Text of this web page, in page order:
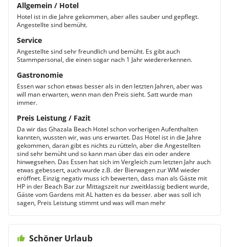
Allgemein / Hotel
Hotel ist in die Jahre gekommen, aber alles sauber und gepflegt.
Angestellte sind bemüht.
Service
Angestellte sind sehr freundlich und bemüht. Es gibt auch
Stammpersonal, die einen sogar nach 1 Jahr wiedererkennen.
Gastronomie
Essen war schon etwas besser als in den letzten Jahren, aber was
will man erwarten, wenn man den Preis sieht. Satt wurde man
immer.
Preis Leistung / Fazit
Da wir das Ghazala Beach Hotel schon vorherigen Aufenthalten
kannten, wussten wir, was uns erwartet. Das Hotel ist in die Jahre
gekommen, daran gibt es nichts zu rütteln, aber die Angestellten
sind sehr bemüht und so kann man über das ein oder andere
hinwegsehen. Das Essen hat sich im Vergleich zum letzten Jahr auch
etwas gebessert, auch wurde z.B. der Bierwagen zur WM wieder
eröffnet. Einzig negativ muss ich bewerten, dass man als Gäste mit
HP in der Beach Bar zur Mittagszeit nur zweitklassig bedient wurde,
Gäste vom Gardens mit AL hatten es da besser. aber was soll ich
sagen, Preis Leistung stimmt und was will man mehr
Schöner Urlaub